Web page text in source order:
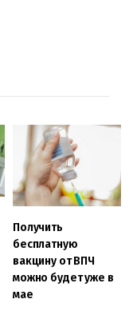
Получить
бесплатную
вакцину от ВПЧ
можно будет уже в
мае